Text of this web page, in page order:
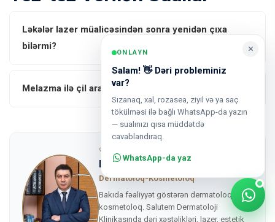
×
ONLAYN
Salam! 👋 Dəri probleminiz
var?
Sızanaq, xal, rozasea, ziyil və ya saç
tökülməsi ilə bağlı WhatsApp-da yazın
— sualınızı qısa müddətdə
cavablandıraq.
WhatsApp-da yaz
Ləkələr lazer müalicəsindən sonra yenidən çıxa
bilərmi?
Melazma ilə çil arasında fərq nədir?
Dr. Mehdi Mahmudi
Dermatoloq-Kosmetoloq
Bakıda fəaliyyət göstərən dermatoloq-
kosmetoloq. Salutem Dermatoloji
Klinikasında dəri xəstəlikləri, lazer, estetik